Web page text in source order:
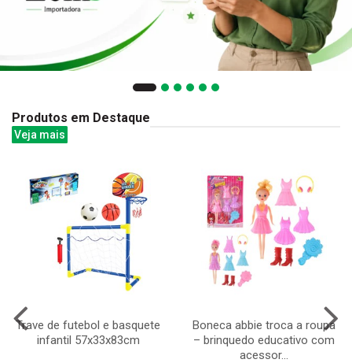
Produtos em Destaque
Veja mais
Trave de futebol e basquete
infantil 57x33x83cm
Boneca abbie troca a roupa
– brinquedo educativo com
acessor...